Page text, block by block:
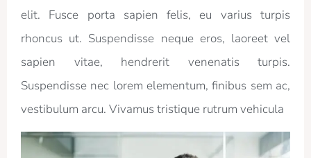
elit. Fusce porta sapien felis, eu varius turpis
rhoncus ut. Suspendisse neque eros, laoreet vel
sapien vitae, hendrerit venenatis turpis.
Suspendisse nec lorem elementum, finibus sem ac,
vestibulum arcu. Vivamus tristique rutrum vehicula